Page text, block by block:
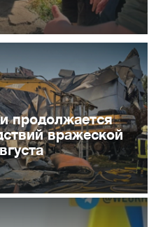
продолжается
вражеской